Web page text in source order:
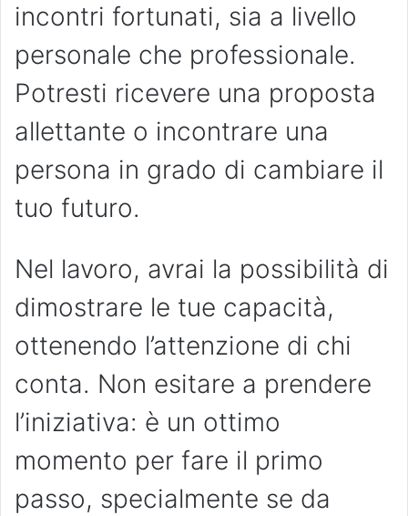
incontri fortunati, sia a livello
personale che professionale.
Potresti ricevere una proposta
allettante o incontrare una
persona in grado di cambiare il
tuo futuro.
Nel lavoro, avrai la possibilità di
dimostrare le tue capacità,
ottenendo l’attenzione di chi
conta. Non esitare a prendere
l’iniziativa: è un ottimo
momento per fare il primo
passo, specialmente se da